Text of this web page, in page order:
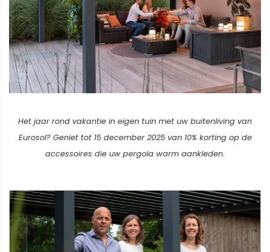
Het jaar rond vakantie in eigen tuin met uw buitenliving van
Eurosol? Geniet tot 15 december 2025 van 10% korting op de
accessoires die uw pergola warm aankleden.